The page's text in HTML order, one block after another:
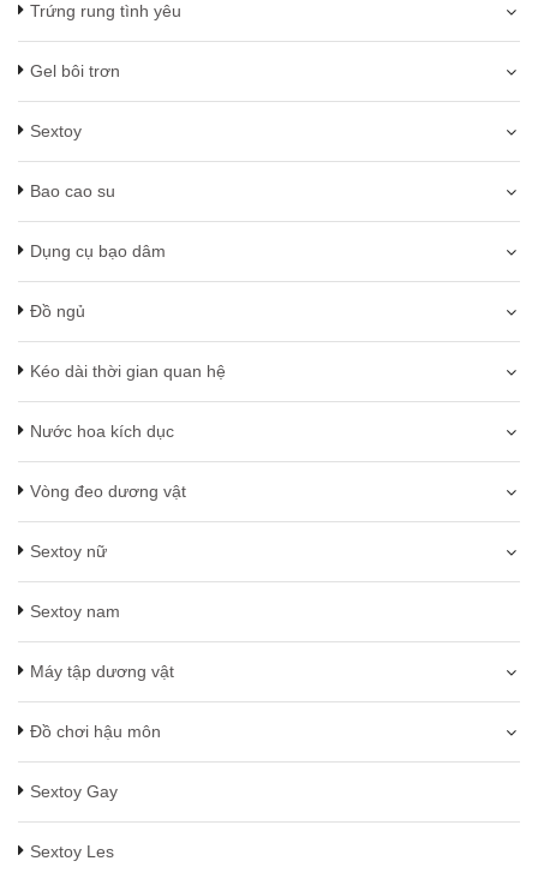
Trứng rung tình yêu
Gel bôi trơn
Sextoy
Bao cao su
Dụng cụ bạo dâm
Đồ ngủ
Kéo dài thời gian quan hệ
Nước hoa kích dục
Vòng đeo dương vật
Sextoy nữ
Sextoy nam
Máy tập dương vật
Đồ chơi hậu môn
Sextoy Gay
Sextoy Les